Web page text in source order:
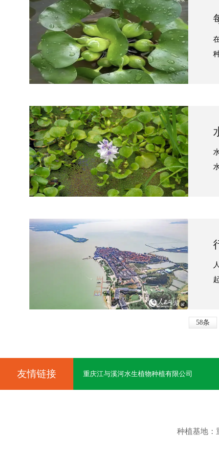
58条
友情链接 重庆江与溪河水生植物种植有限公司
种植基地：